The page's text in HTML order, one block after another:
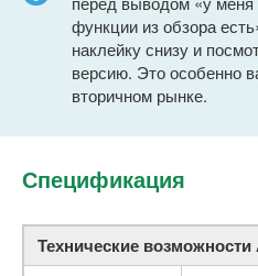
функции из обзора
наклейку снизу и
версию. Это особенно
вторичном рынке.
Спецификация
Технические возможности